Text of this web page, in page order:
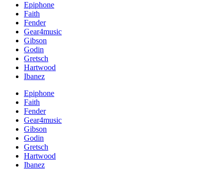
Epiphone
Faith
Fender
Gear4music
Gibson
Godin
Gretsch
Hartwood
Ibanez
Epiphone
Faith
Fender
Gear4music
Gibson
Godin
Gretsch
Hartwood
Ibanez